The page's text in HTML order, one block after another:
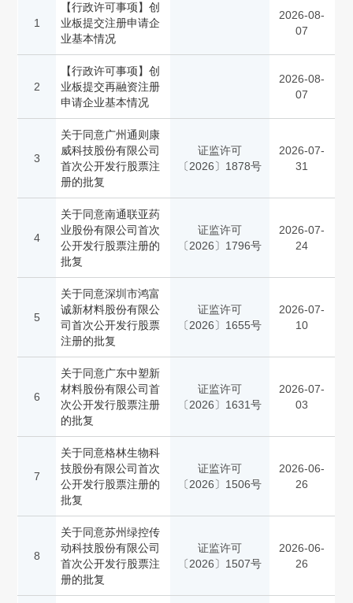
期货监管(1296)
债券监管(3663)
行政执法(3269)
行政复议(1540)
国际合作(1869)
证券服务机构监管(257)
(473)
1
【行政许可事项】创
业板提交注册申请企
业基本情况
2026-08-
07
2
【行政许可事项】创
业板提交再融资注册
申请企业基本情况
2026-08-
07
3
关于同意广州通则康
威科技股份有限公司
首次公开发行股票注
册的批复
证监许可
〔2026〕1878号
2026-07-
31
4
关于同意南通联亚药
业股份有限公司首次
公开发行股票注册的
批复
证监许可
〔2026〕1796号
2026-07-
24
5
关于同意深圳市鸿富
诚新材料股份有限公
司首次公开发行股票
注册的批复
证监许可
〔2026〕1655号
2026-07-
10
6
关于同意广东中塑新
材料股份有限公司首
次公开发行股票注册
的批复
证监许可
〔2026〕1631号
2026-07-
03
7
关于同意格林生物科
技股份有限公司首次
公开发行股票注册的
批复
证监许可
〔2026〕1506号
2026-06-
26
8
关于同意苏州绿控传
动科技股份有限公司
首次公开发行股票注
册的批复
证监许可
〔2026〕1507号
2026-06-
26